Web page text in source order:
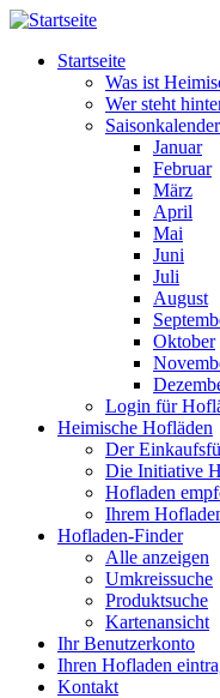
Direkt zum Inhalt
Startseite
Was ist
Wer steht
Saisonkalender
Januar
Februar
März
April
Mai
Juni
Juli
August
Oktober
Login für
Heimische Hofläden
Der
Die Initiative
Hofladen
Ihrem
Hofladen-Finder
Alle anzeigen
Umkreissuche
Produktsuche
Kartenansicht
Ihr Benutzerkonto
Ihren Hofladen
Kontakt